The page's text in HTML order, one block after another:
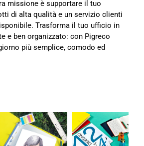
missione è supportare il tuo
di alta qualità e un servizio clienti
Trasforma il tuo ufficio in
e ben organizzato: con Pigreco
più semplice, comodo ed